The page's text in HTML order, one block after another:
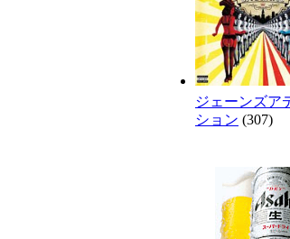
ジェーンズア
ション (307)